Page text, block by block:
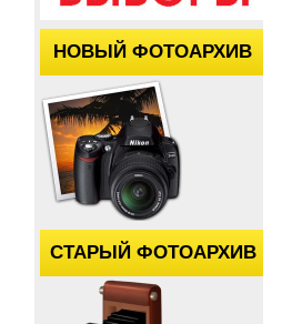
НОВЫЙ ФОТОАРХИВ
СТАРЫЙ ФОТОАРХИВ